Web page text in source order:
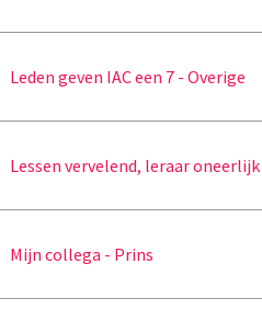
Leden geven IAC een 7 - Overige
Lessen vervelend, leraar
Mijn collega - Prins